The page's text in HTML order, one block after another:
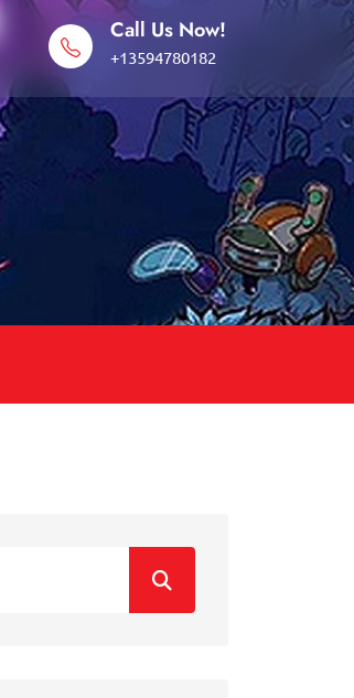
Call Us Now!
+13594780182